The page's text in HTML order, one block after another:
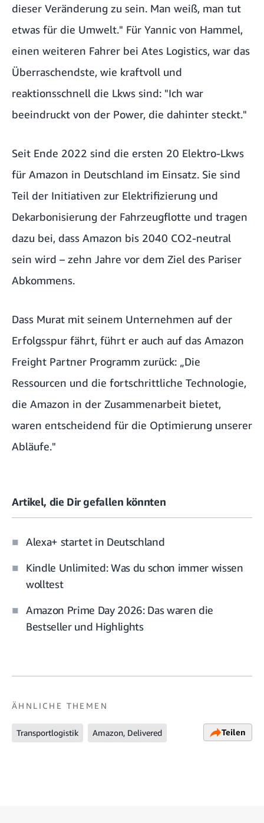
dieser Veränderung zu sein. Man weiß, man tut
etwas für die Umwelt." Für Yannic von Hammel,
einen weiteren Fahrer bei Ates Logistics, war das
Überraschendste, wie kraftvoll und
reaktionsschnell die Lkws sind: "Ich war
beeindruckt von der Power, die dahinter steckt."
Seit Ende 2022 sind die ersten 20 Elektro-Lkws
für Amazon in Deutschland im Einsatz. Sie sind
Teil der Initiativen zur Elektrifizierung und
Dekarbonisierung der Fahrzeugflotte und tragen
dazu bei, dass Amazon bis 2040 CO2-neutral
sein wird – zehn Jahre vor dem Ziel des Pariser
Abkommens.
Dass Murat mit seinem Unternehmen auf der
Erfolgsspur fährt, führt er auch auf das Amazon
Freight Partner Programm zurück: „Die
Ressourcen und die fortschrittliche Technologie,
die Amazon in der Zusammenarbeit bietet,
waren entscheidend für die Optimierung unserer
Abläufe."
Artikel, die Dir gefallen könnten
Alexa+ startet in Deutschland
Kindle Unlimited: Was du schon immer wissen
wolltest
Amazon Prime Day 2026: Das waren die
Bestseller und Highlights
ÄHNLICHE THEMEN
Transportlogistik Amazon, Delivered Teilen